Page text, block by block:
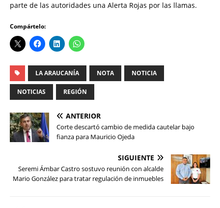
parte de las autoridades una Alerta Rojas por las llamas.
Compártelo:
LA ARAUCANÍA NOTA NOTICIA
NOTICIAS REGIÓN
ANTERIOR
Corte descartó cambio de medida cautelar bajo
fianza para Mauricio Ojeda
SIGUIENTE
Seremi Ámbar Castro sostuvo reunión con alcalde
Mario González para tratar regulación de inmuebles